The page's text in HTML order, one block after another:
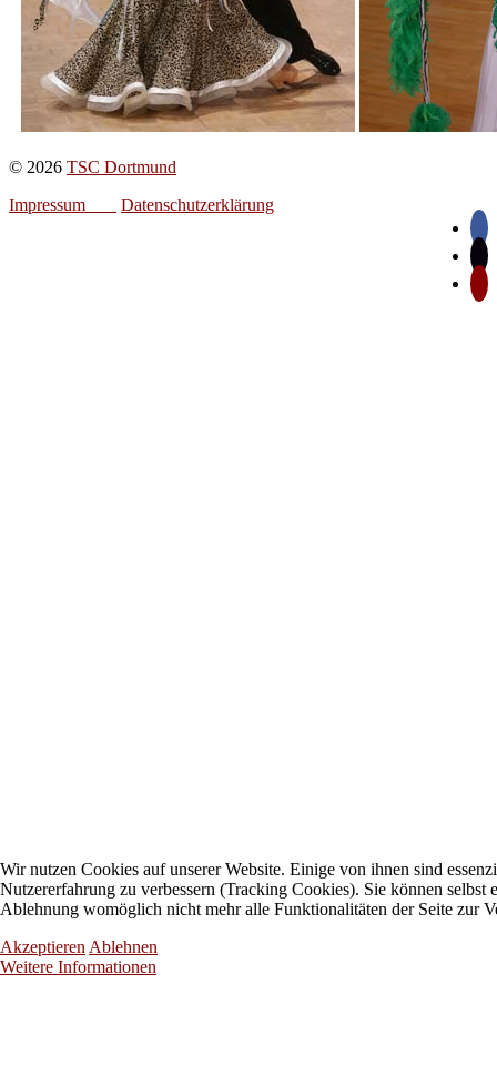
© 2026 TSC Dortmund
Impressum
Datenschutzerklärung
Wir nutzen Cookies auf unserer Website. Einige von ihnen sind
Nutzererfahrung zu verbessern (Tracking Cookies). Sie können selbst
Ablehnung womöglich nicht mehr alle Funktionalitäten der Seite zur
Akzeptieren Ablehnen
Weitere Informationen